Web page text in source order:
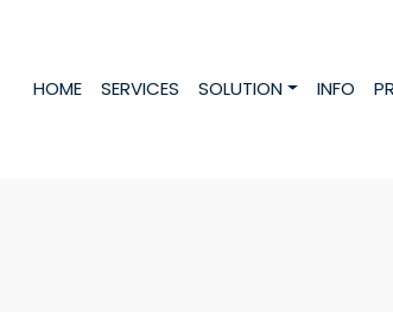
HOME SERVICES SOLUTION INFO